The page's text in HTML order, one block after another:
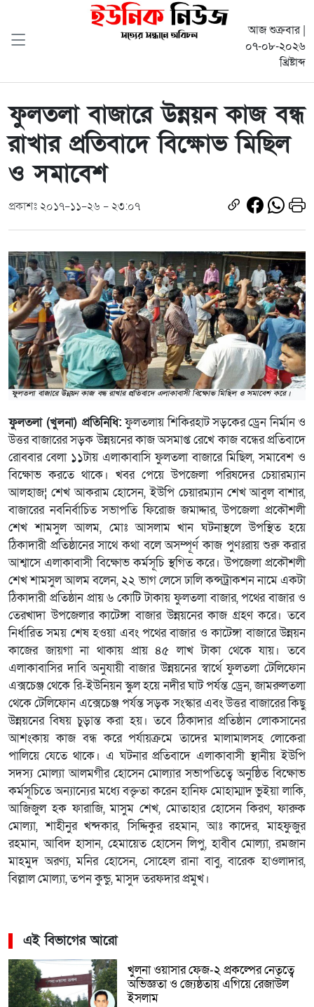
আজ শুক্রবার |
০৭-০৮-২০২৬
খ্রিষ্টাব্দ
ফুলতলা বাজারে উন্নয়ন কাজ বন্ধ
রাখার প্রতিবাদে বিক্ষোভ মিছিল
ও সমাবেশ
প্রকাশঃ ২০১৭-১১-২৬ - ২৩:০৭
ফুলতলা (খুলনা) প্রতিনিধি:ফুলতলায় শিকিরহাট সড়কের ড্রেন নির্মান ও
উত্তর বাজারের সড়ক উন্নয়নের কাজ অসমাপ্ত রেখে কাজ বন্ধের প্রতিবাদে
রোববার বেলা ১১টায় এলাকাবাসি ফুলতলা বাজারে মিছিল, সমাবেশ ও
বিক্ষোভ করতে থাকে। খবর পেয়ে উপজেলা পরিষদের চেয়ারম্যান
আলহাজ¦ শেখ আকরাম হোসেন, ইউপি চেয়ারম্যান শেখ আবুল বাশার,
বাজারের নবনির্বাচিত সভাপতি ফিরোজ জমাদ্দার, উপজেলা প্রকৌশলী
শেখ শামসুল আলম, মোঃ আসলাম খান ঘটনাস্থলে উপস্থিত হয়ে
ঠিকাদারী প্রতিষ্ঠানের সাথে কথা বলে অসম্পূর্ণ কাজ পুণঃরায় শুরু করার
আশ্বাসে এলাকাবাসী বিক্ষোভ কর্মসূচি স্থগিত করে। উপজেলা প্রকৌশলী
শেখ শামসুল আলম বলেন, ২২ ভাগ লেসে ঢালি কন্সট্রাকশন নামে একটা
ঠিকাদারী প্রতিষ্ঠান প্রায় ৬ কোটি টাকায় ফুলতলা বাজার, পথের বাজার ও
তেরখাদা উপজেলার কাটেঙ্গা বাজার উন্নয়নের কাজ গ্রহণ করে। তবে
নির্ধারিত সময় শেষ হওয়া এবং পথের বাজার ও কাটেঙ্গা বাজারে উন্নয়ন
কাজের জায়গা না থাকায় প্রায় ৪৫ লাখ টাকা থেকে যায়। তবে
এলাকাবাসির দাবি অনুযায়ী বাজার উন্নয়নের স্বার্থে ফুলতলা টেলিফোন
এক্সচেঞ্জ থেকে রি-ইউনিয়ন স্কুল হয়ে নদীর ঘাট পর্যন্ত ড্রেন, জামরুলতলা
থেকে টেলিফোন এক্সেচেঞ্জ পর্যন্ত সড়ক সংস্কার এবং উত্তর বাজারের কিছু
উন্নয়নের বিষয় চুড়ান্ত করা হয়। তবে ঠিকাদার প্রতিষ্ঠান লোকসানের
আশংকায় কাজ বন্ধ করে পর্যায়ক্রমে তাদের মালামালসহ লোকেরা
পালিয়ে যেতে থাকে। এ ঘটনার প্রতিবাদে এলাকাবাসী স্থানীয় ইউপি
সদস্য মোল্যা আলমগীর হোসেন মোল্যার সভাপতিত্বে অনুষ্ঠিত বিক্ষোভ
কর্মসূচিতে অন্যান্যের মধ্যে বক্তৃতা করেন হানিফ মোহাম্মাদ ভুইয়া লাকি,
আজিজুল হক ফারাজি, মাসুম শেখ, মোতাহার হোসেন কিরণ, ফারুক
মোল্যা, শাহীনুর খন্দকার, সিদ্দিকুর রহমান, আঃ কাদের, মাহফুজুর
রহমান, আবিদ হাসান, হেমায়েত হোসেন লিপু, হাবীব মোল্যা, রমজান
মাহমুদ অরণ্য, মনির হোসেন, সোহেল রানা বাবু, বারেক হাওলাদার,
বিল্লাল মোল্যা, তপন কুন্ডু, মাসুদ তরফদার প্রমুখ।
এই বিভাগের আরো
খুলনা ওয়াসার ফেজ-২ প্রকল্পের নেতৃত্বে
অভিজ্ঞতা ও জ্যেষ্ঠতায় এগিয়ে রেজাউল
ইসলাম